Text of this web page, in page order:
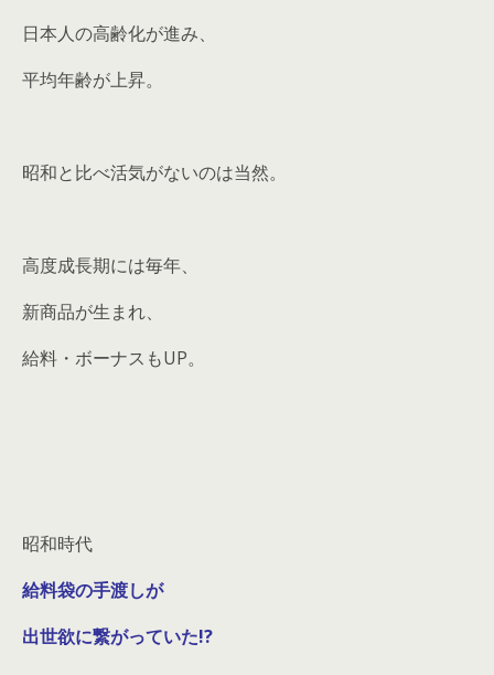
日本人の高齢化が進み、
平均年齢が上昇。
昭和と比べ活気がないのは当然。
高度成長期には毎年、
新商品が生まれ、
給料・ボーナスもUP。
昭和時代
給料袋の手渡しが
出世欲に繋がっていた!?